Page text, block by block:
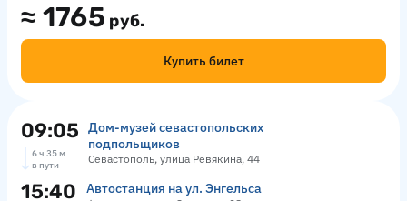
≈ 1765 руб.
Купить билет
09:05
Дом-музей севастопольских
подпольщиков
Севастополь, улица Ревякина, 44
6 ч 35 м
в пути
15:40 Автостанция на ул. Энгельса